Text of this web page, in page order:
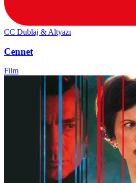
CC Dublaj & Altyazı
Cennet
Film